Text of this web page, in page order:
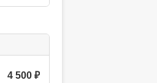
4 500